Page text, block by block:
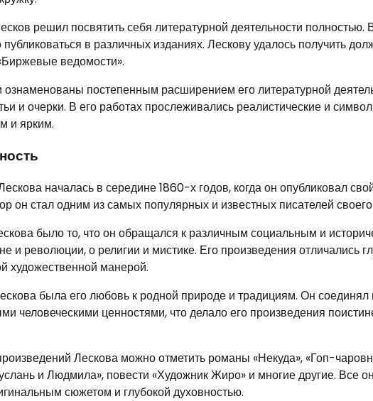
решил посвятить себя литературной деятельности полностью.
публиковаться в различных изданиях. Лескову удалось получить
ведомости».
постепенным расширением его литературной
и очерки. В его работах прослеживались реалистические и
и ярким.
началась в середине 1860-х годов, когда он опубликовал
он стал одним из самых популярных и известных писателей
было то, что он обращался к различным социальным и
и революции, о религии и мистике. Его произведения отличались
художественной манерой.
была его любовь к родной природе и традициям. Он
человеческими ценностями, что делало его произведения
Лескова можно отметить романы «Некуда», «Гоп-
и Людмила», повести «Художник Жиро» и многие другие. Все
сюжетом и глубокой духовностью.